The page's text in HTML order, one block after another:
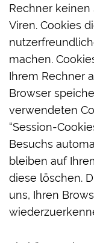
Rechner
Viren. Cookies
machen.
Ihrem Rechner
Browser
verwendeten
“Session-
Besuchs
bleiben auf
diese löschen.
uns, Ihren